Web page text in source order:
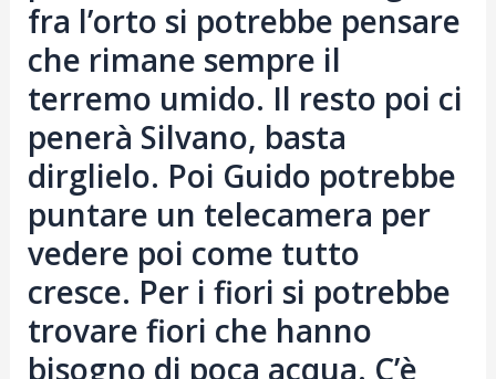
fra l’orto si potrebbe pensare
che rimane sempre il
terremo umido. Il resto poi ci
penerà Silvano, basta
dirglielo. Poi Guido potrebbe
puntare un telecamera per
vedere poi come tutto
cresce. Per i fiori si potrebbe
trovare fiori che hanno
bisogno di poca acqua. C’è